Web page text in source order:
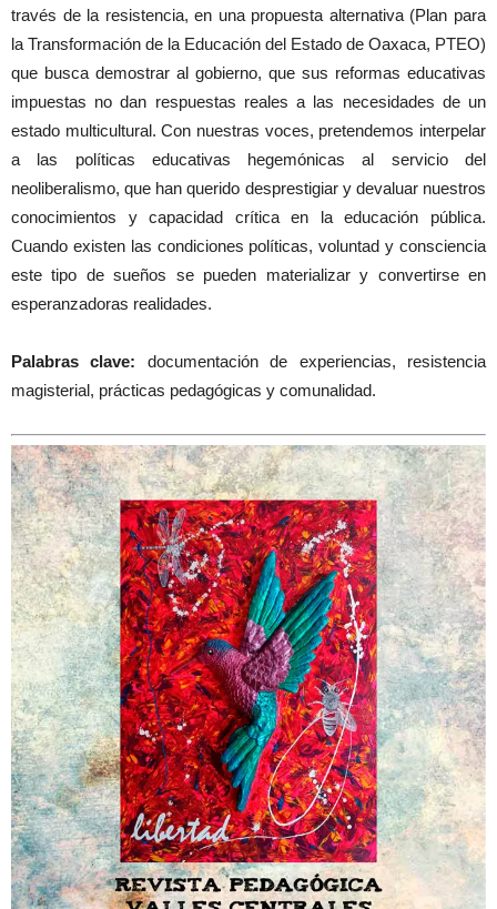
través de la resistencia, en una propuesta alternativa (Plan para
la Transformación de la Educación del Estado de Oaxaca, PTEO)
que busca demostrar al gobierno, que sus reformas educativas
impuestas no dan respuestas reales a las necesidades de un
estado multicultural. Con nuestras voces, pretendemos interpelar
a las políticas educativas hegemónicas al servicio del
neoliberalismo, que han querido desprestigiar y devaluar nuestros
conocimientos y capacidad crítica en la educación pública.
Cuando existen las condiciones políticas, voluntad y consciencia
este tipo de sueños se pueden materializar y convertirse en
esperanzadoras realidades.
Palabras clave: documentación de experiencias, resistencia
magisterial, prácticas pedagógicas y comunalidad.